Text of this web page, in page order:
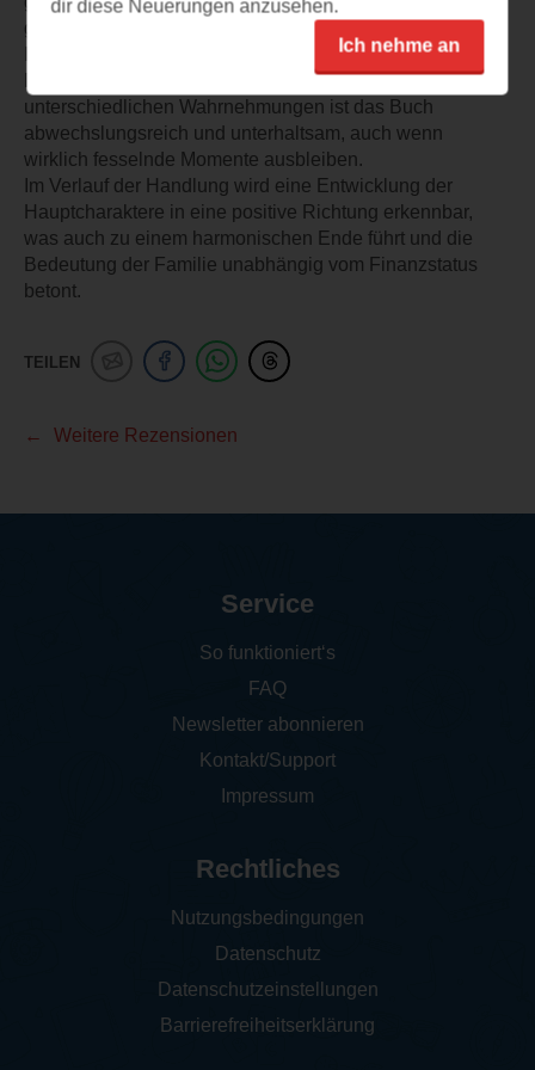
gesellschaftliche Verpflichtungen und die Suche nach
Identität sowie um Klassenunterschiede und Rassismus.
Durch die wechselnden Perspektiven und
unterschiedlichen Wahrnehmungen ist das Buch
abwechslungsreich und unterhaltsam, auch wenn
wirklich fesselnde Momente ausbleiben.
Im Verlauf der Handlung wird eine Entwicklung der
Hauptcharaktere in eine positive Richtung erkennbar,
was auch zu einem harmonischen Ende führt und die
Bedeutung der Familie unabhängig vom Finanzstatus
betont.
TEILEN
Weitere Rezensionen
dir diese Neuerungen anzusehen.
Ich nehme an
Service
So funktioniert‘s
FAQ
Newsletter abonnieren
Kontakt/Support
Impressum
Rechtliches
Nutzungsbedingungen
Datenschutz
Datenschutzeinstellungen
Barrierefreiheitserklärung